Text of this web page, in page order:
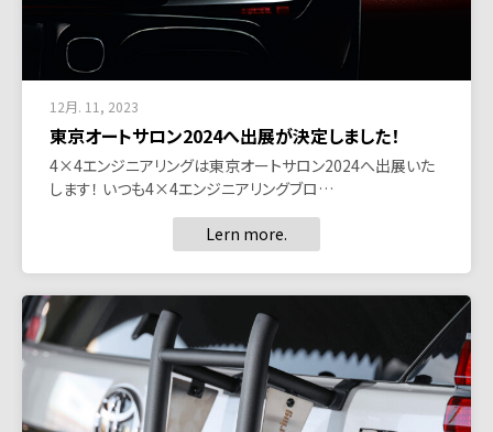
12月. 11, 2023
東京オートサロン2024へ出展が決定しました！
4×4エンジニアリングは東京オートサロン2024へ出展いた
します！ いつも4×4エンジニアリングブロ…
Lern more.